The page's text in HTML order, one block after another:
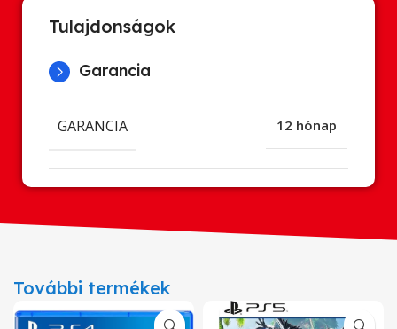
Tulajdonságok
Garancia
GARANCIA 12 hónap
További termékek